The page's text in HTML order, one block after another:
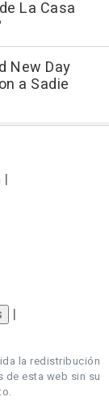
La Casa
New Day
a Sadie
|
|
la redistribución
esta web sin su